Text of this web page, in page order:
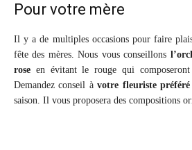
Pour votre mère
Il y a de multiples occasions pour faire
fête des mères. Nous vous conseillons
rose en évitant le rouge qui
Demandez conseil àvotre fleuriste préféré
saison. Il vous proposera des compositions